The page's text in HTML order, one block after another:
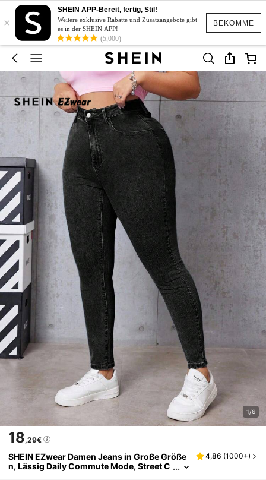
BEKOMME
×
SHEIN APP-Bereit, fertig, Stil!
Weitere exklusive Rabatte und Zusatzangebote gibt
es in der SHEIN APP!
(5,000)
1/6
18,29€
SHEIN EZwear Damen Jeans in Große Größe
n, Lässig Daily Commute Mode, Street C
4,86 (1000+)